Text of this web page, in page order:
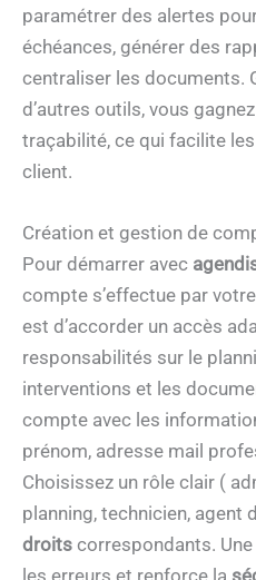
paramétrer des alertes
échéances, générer des
centraliser les documents.
d’autres outils, vous
traçabilité, ce qui facilite
client.
Création et gestion de
Pour démarrer avec
compte s’effectue par
est d’accorder un accès
responsabilités sur le
interventions et les
compte avec les
prénom, adresse mail
Choisissez un rôle clair (
planning, technicien, agent
droits correspondants.